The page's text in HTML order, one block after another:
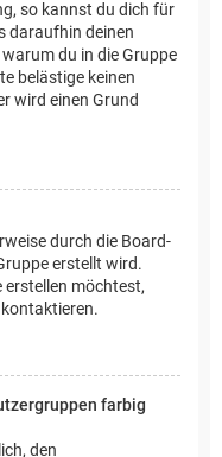
so kannst du dich für
daraufhin deinen
du in die Gruppe
belästige keinen
wird einen Grund
durch die Board-
erstellt wird.
erstellen möchtest,
farbig
den